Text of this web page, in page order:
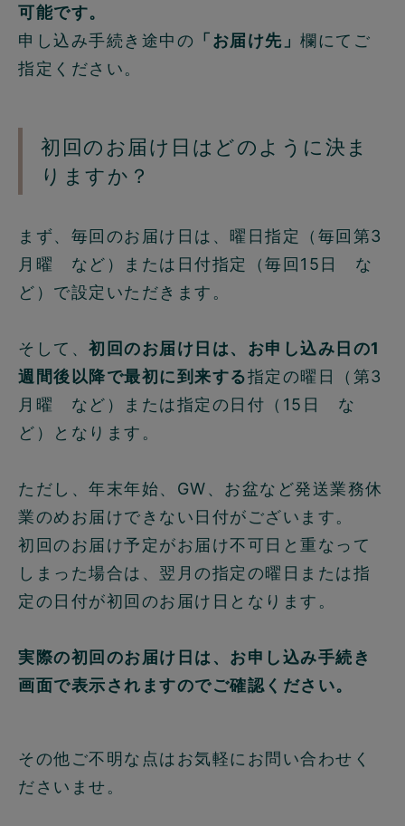
可能です。
申し込み手続き途中の 「お届け先」 欄にてご
指定ください。
初回のお届け日はどのように決ま
りますか？
まず、毎回のお届け日は、曜日指定（毎回第3
月曜 など）または日付指定（毎回15日 な
ど）で設定いただきます。
そして、 初回のお届け日は、お申し込み日の1
週間後以降で最初に到来する指定の曜日（第3
月曜 など）または指定の日付（15日 な
ど）となります。
ただし、年末年始、GW、お盆など発送業務休
業のめお届けできない日付がございます。
初回のお届け予定がお届け不可日と重なって
しまった場合は、翌月の指定の曜日または指
定の日付が初回のお届け日となります。
実際の初回のお届け日は、お申し込み手続き
画面で表示されますのでご確認ください。
その他ご不明な点はお気軽にお問い合わせく
ださいませ。